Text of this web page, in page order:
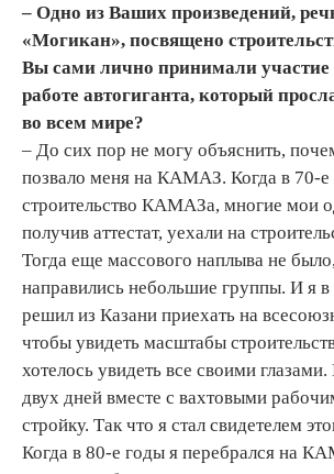
– Одно из Ваших произведений,
«Могикан», посвящено
Вы сами лично принимали участие
работе автогиганта, который
во всем мире?
– До сих пор не могу объяснить,
позвало меня на КАМАЗ. Когда в 70-е
строительство КАМАЗа, многие мои
получив аттестат, уехали на
Тогда еще массового наплыва не
направились небольшие группы. И я
решил из Казани приехать на
чтобы увидеть масштабы
хотелось увидеть все своими
двух дней вместе с вахтовыми
стройку. Так что я стал свидетелем
Когда в 80-е годы я перебрался на